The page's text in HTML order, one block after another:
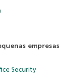
empresas
Security